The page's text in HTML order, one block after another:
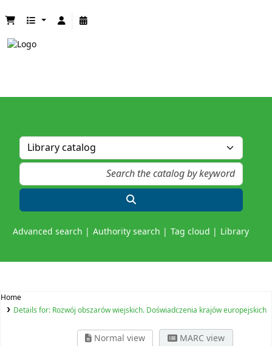
Advanced search Authority search Tag cloud Library
Home
Details for: Rozwój obszarów wiejskich. Doświadczenia krajów europejskich
Normal view
MARC view